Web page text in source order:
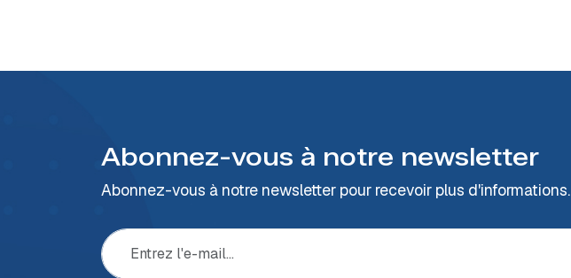
Abonnez-vous à notre newsletter
Abonnez-vous à notre newsletter pour recevoir plus d'informations.